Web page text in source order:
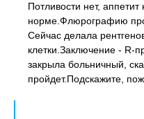
Потливости нет,
норме.Флюрографию
Сейчас делала
клетки.Заключение - R-
закрыла больничный,
пройдет.Подскажите,